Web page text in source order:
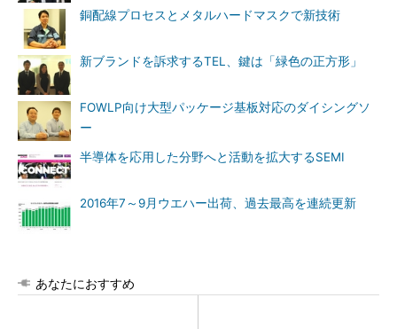
銅配線プロセスとメタルハードマスクで新技術
新ブランドを訴求するTEL、鍵は「緑色の正方形」
FOWLP向け大型パッケージ基板対応のダイシングソ
ー
半導体を応用した分野へと活動を拡大するSEMI
2016年7～9月ウエハー出荷、過去最高を連続更新
あなたにおすすめ